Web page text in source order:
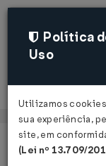
Página Inicial
Política
Uso
Utilizamos
sua experiência,
site, em
(Lei nº 13.709/